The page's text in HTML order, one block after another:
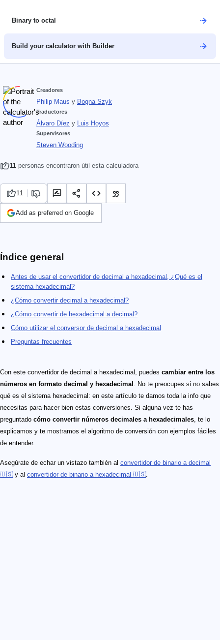
Binary to octal
Build your calculator with Builder
Creadores
Philip Maus y Bogna Szyk
Traductores
Álvaro Díez y Luis Hoyos
Supervisores
Steven Wooding
11 personas encontraron útil esta calculadora
11
Add as preferred on Google
Índice general
Antes de usar el convertidor de decimal a hexadecimal, ¿Qué es el
sistema hexadecimal?
¿Cómo convertir decimal a hexadecimal?
¿Cómo convertir de hexadecimal a decimal?
Cómo utilizar el conversor de decimal a hexadecimal
Preguntas frecuentes
Con este convertidor de decimal a hexadecimal, puedes cambiar entre los
números en formato decimal y hexadecimal . No te preocupes si no sabes
qué es el sistema hexadecimal: en este artículo te damos toda la info que
necesitas para hacer bien estas conversiones. Si alguna vez te has
preguntado cómo convertir números decimales a hexadecimales, te lo
explicamos y te mostramos el algoritmo de conversión con ejemplos fáciles
de entender.
Asegúrate de echar un vistazo también al convertidor de binario a decimal
🇺🇸y al convertidor de binario a hexadecimal 🇺🇸.